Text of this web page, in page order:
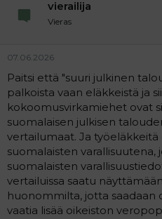
vierailija
Vieras
07.06.2026
Paitsi että "suuri julkinen
palkoista vaan eläkkeistä ja
kokoomusvirkamiehet ovat
suomalaisen julkisen
vertailumaat. Ja työeläkkeitä
suomalaisten varallisuutena,
suomalaisten
vertailuissa saatu
huonommilta, jotta saadaan
vaatia lisää oikeiston